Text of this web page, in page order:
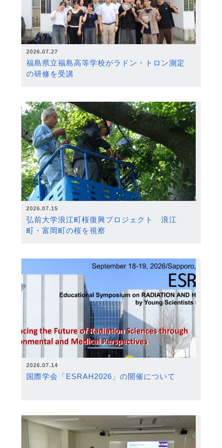
2026.07.27
福島県立福島高等学校がラドン・トロン測定
の研修を受講
2026.07.15
弘前大学浪江町桜復興プロジェクト 浪江
町・富岡町の桜を視察
2026.07.14
国際学会「ESRAH2026」の開催について